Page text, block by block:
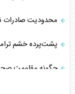
محدودیت صادرات
پشت‌پرده خشم
چگونه مقاومت